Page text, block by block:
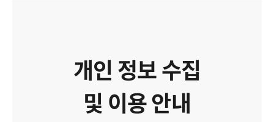
개인 정보 수집
및 이용 안내